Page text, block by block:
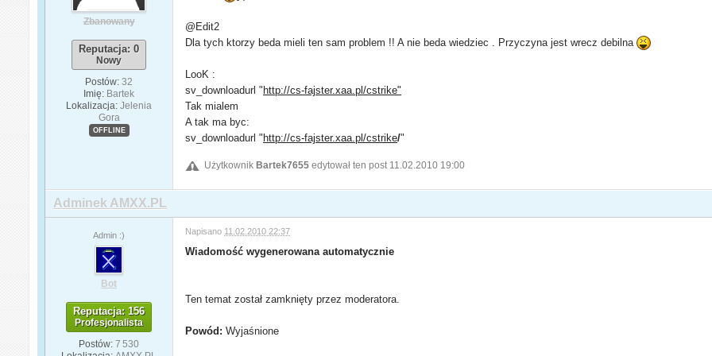
Zbanowany
Reputacja: 0
Nowy
Postów: 32
Imię: Bartek
Lokalizacja: Jelenia
Gora
OFFLINE
@Edit2
Dla tych ktorzy beda mieli ten sam problem !! A nie beda wiedziec . Przyczyna jest wrecz debilna
LooK :
sv_downloadurl "http://cs-fajster.xaa.pl/cstrike"
Tak mialem
A tak ma byc:
sv_downloadurl "http://cs-fajster.xaa.pl/cstrike/"
UżytkownikBartek7655 edytował ten post 11.02.2010 19:00
Adminek AMXX.PL
Admin :)
Bot
Reputacja: 156
Profesjonalista
Postów: 7 530
Napisano 11.02.2010 22:37
Wiadomość wygenerowana automatycznie
Ten temat został zamknięty przez moderatora.
Powód: Wyjaśnione